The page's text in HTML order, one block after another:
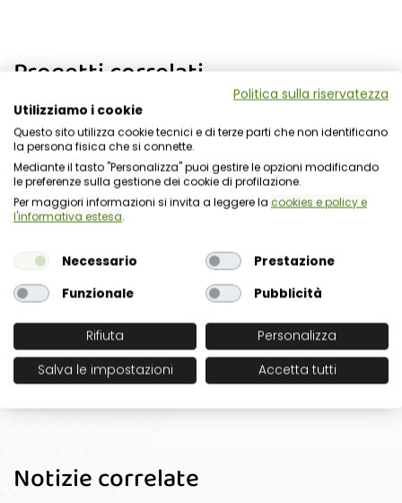
Progetti correlati
Comune di Marsciano (Pg)
Camera di commercio Como-Lecco
Consorzio Acquedottistico Marsicano - CAM
Ordine dei Medici Chirurghi e degli
Odontoiatri della Provincia di Roma
Notizie correlate
Politica sulla riservatezza
Utilizziamo i cookie
Questo sito utilizza cookie tecnici e di terze parti che non identificano
la persona fisica che si connette.
Mediante il tasto "Personalizza" puoi gestire le opzioni modificando
le preferenze sulla gestione dei cookie di profilazione.
Per maggiori informazioni si invita a leggere la cookies e policy e
l'informativa estesa.
Necessario
Prestazione
Funzionale
Pubblicità
Rifiuta
Personalizza
Salva le impostazioni
Accetta tutti